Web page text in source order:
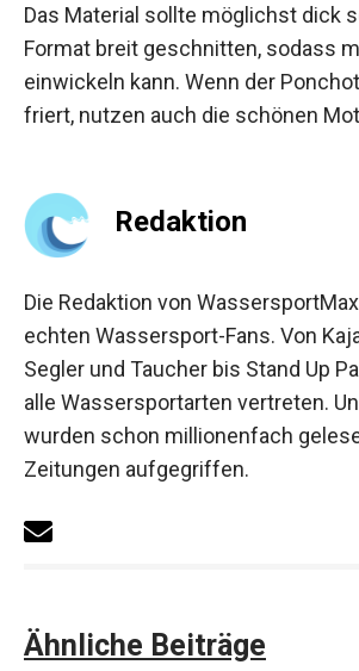
Das Material sollte möglichst dick
Format breit geschnitten, sodass
einwickeln kann. Wenn der
friert, nutzen auch die schönen
Redaktion
Die Redaktion von
echten Wassersport-Fans. Von
Segler und Taucher bis Stand Up
alle Wassersportarten vertreten.
wurden schon millionenfach
Zeitungen aufgegriffen.
Ähnliche Beiträge